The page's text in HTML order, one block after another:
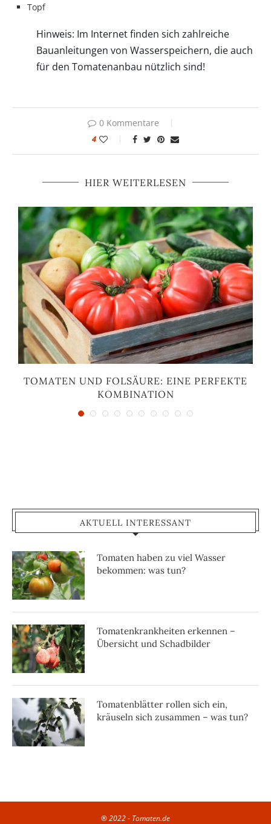
Topf
Hinweis: Im Internet finden sich zahlreiche
Bauanleitungen von Wasserspeichern, die auch
für den Tomatenanbau nützlich sind!
0 Kommentare
4
HIER WEITERLESEN
TOMATEN UND FOLSÄURE: EINE PERFEKTE
KOMBINATION
AKTUELL INTERESSANT
Tomaten haben zu viel Wasser
bekommen: was tun?
Tomatenkrankheiten erkennen –
Übersicht und Schadbilder
Tomatenblätter rollen sich ein,
kräuseln sich zusammen – was tun?
® 2022 - Tomaten.de